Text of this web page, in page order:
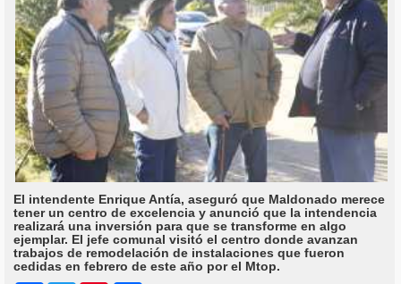
El intendente Enrique Antía, aseguró que Maldonado merece
tener un centro de excelencia y anunció que la intendencia
realizará una inversión para que se transforme en algo
ejemplar. El jefe comunal visitó el centro donde avanzan
trabajos de remodelación de instalaciones que fueron
cedidas en febrero de este año por el Mtop.